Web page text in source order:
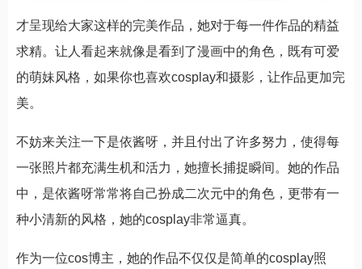
才呈现给大家这样的完美作品，她对于每一件作品的精益
求精。让人看起来就像是看到了漫画中的角色，既有可爱
的萌妹风格，如果你也喜欢cosplay和摄影，让作品更加完
美。
不妨来关注一下是依酱呀，并且付出了许多努力，使得每
一张照片都充满生机和活力，她擅长捕捉瞬间。她的作品
中，是依酱呀常常将自己扮成二次元中的角色，更带有一
种小清新的风格，她的cosplay非常逼真。
作为一位cos博主，她的作品不仅仅是简单的cosplay照